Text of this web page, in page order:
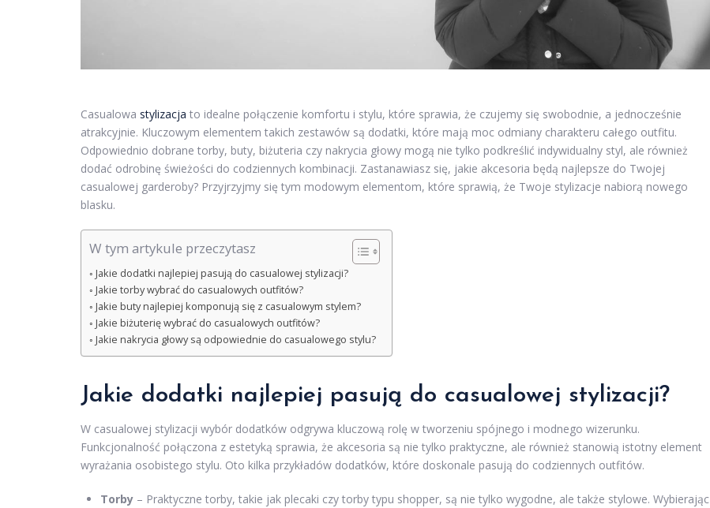
Casualowa stylizacja to idealne połączenie komfortu i stylu, które sprawia, że czujemy się swobodnie, a jednocześnie
atrakcyjnie. Kluczowym elementem takich zestawów są dodatki, które mają moc odmiany charakteru całego outfitu.
Odpowiednio dobrane torby, buty, biżuteria czy nakrycia głowy mogą nie tylko podkreślić indywidualny styl, ale również
dodać odrobinę świeżości do codziennych kombinacji. Zastanawiasz się, jakie akcesoria będą najlepsze do Twojej
casualowej garderoby? Przyjrzyjmy się tym modowym elementom, które sprawią, że Twoje stylizacje nabiorą nowego
blasku.
W tym artykule przeczytasz
Jakie dodatki najlepiej pasują do casualowej stylizacji?
Jakie torby wybrać do casualowych outfitów?
Jakie buty najlepiej komponują się z casualowym stylem?
Jakie biżuterię wybrać do casualowych outfitów?
Jakie nakrycia głowy są odpowiednie do casualowego stylu?
Jakie dodatki najlepiej pasują do casualowej stylizacji?
W casualowej stylizacji wybór dodatków odgrywa kluczową rolę w tworzeniu spójnego i modnego wizerunku.
Funkcjonalność połączona z estetyką sprawia, że akcesoria są nie tylko praktyczne, ale również stanowią istotny element
wyrażania osobistego stylu. Oto kilka przykładów dodatków, które doskonale pasują do codziennych outfitów.
Torby – Praktyczne torby, takie jak plecaki czy torby typu shopper, są nie tylko wygodne, ale także stylowe. Wybierając